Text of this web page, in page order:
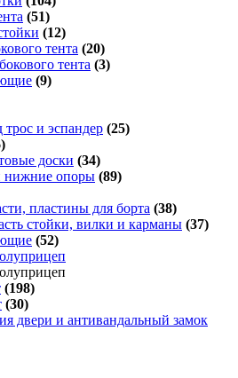
(51)
(12)
тента (20)
тента (3)
(9)
трос и эспандер (25)
доски (34)
нижние опоры (89)
пластины для борта (38)
стойки, вилки и карманы (37)
(52)
(198)
(30)
двери и антивандальный замок